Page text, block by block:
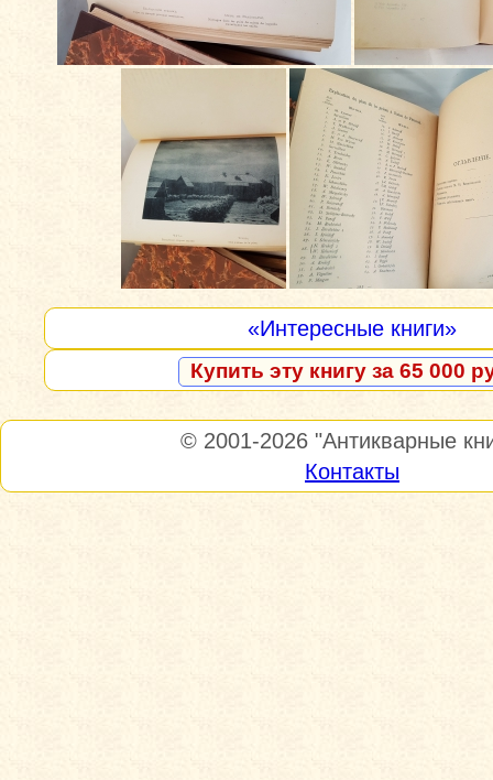
«Интересные книги»
Купить эту книгу за 65 000
© 2001-2026 "Антикварные
Контакты